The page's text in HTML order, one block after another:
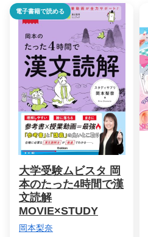
電子書籍で読める
大学受験ムビスタ 岡
本のたった4時間で漢
文読解
MOVIE×STUDY
岡本梨奈